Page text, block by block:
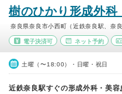
樹のひかり形成外
奈良県奈良市小西町（近鉄奈良駅、奈良
電子決済可 ネット予約
土曜（〜18:00）・日曜・祝日
近鉄奈良駅すぐの形成外科・美